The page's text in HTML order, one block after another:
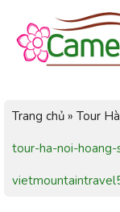
Trang chủ » Tour
tour-ha-noi-hoang-